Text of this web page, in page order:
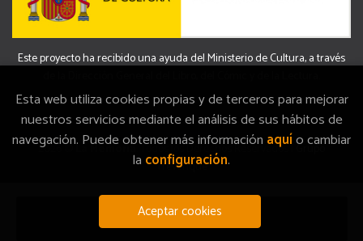
Añadir a mi cesta
Este proyecto ha recibido una ayuda del Ministerio de Cultura, a través
2026 ©La Memòria. Todos los Derechos Reservados | Grupo
Trevenque
Esta web utiliza cookies propias y de terceros para mejorar
nuestros servicios mediante el análisis de sus hábitos de
navegación. Puede obtener más información aquío cambiar
la configuración.
Aceptar cookies